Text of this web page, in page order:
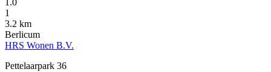
1.0
1
3.2 km
Berlicum
HRS Wonen B.V.
Pettelaarpark 36